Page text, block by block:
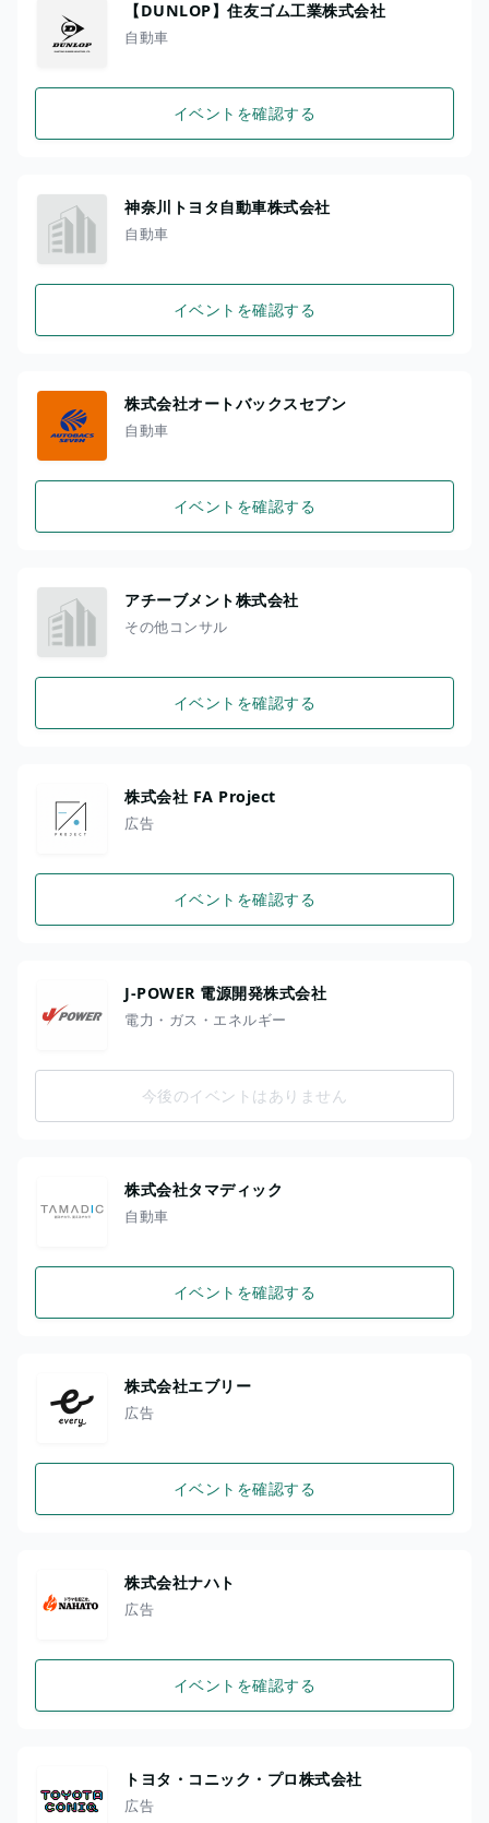
【DUNLOP】住友ゴム工業株式会社
自動車
イベントを確認する
神奈川トヨタ自動車株式会社
自動車
イベントを確認する
株式会社オートバックスセブン
自動車
イベントを確認する
アチーブメント株式会社
その他コンサル
イベントを確認する
株式会社 FA Project
広告
イベントを確認する
J-POWER 電源開発株式会社
電力・ガス・エネルギー
今後のイベントはありません
株式会社タマディック
自動車
イベントを確認する
株式会社エブリー
広告
イベントを確認する
株式会社ナハト
広告
イベントを確認する
トヨタ・コニック・プロ株式会社
広告